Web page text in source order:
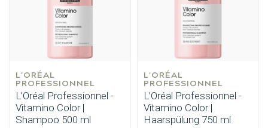
L'ORÉAL
PROFESSIONNEL
L’Oréal Professionnel -
Vitamino Color |
Shampoo 500 ml
L'ORÉAL
PROFESSIONNEL
L’Oréal Professionnel -
Vitamino Color |
Haarspülung 750 ml